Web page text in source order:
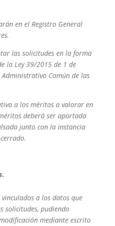
en el Registro General
las solicitudes en la forma
la Ley 39/2015 de 1 de
Común de las
a los méritos a valorar en
deberá ser aportada
junto con la instancia
a los datos que
solicitudes, pudiendo
mediante escrito